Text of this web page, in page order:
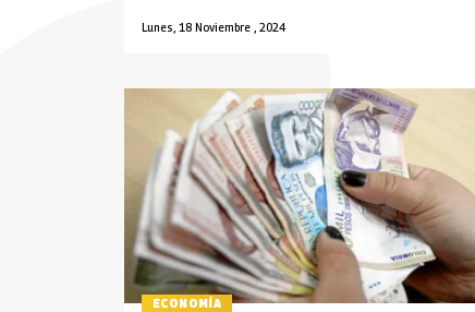
Lunes, 18 Noviembre , 2024
ECONOMÍA